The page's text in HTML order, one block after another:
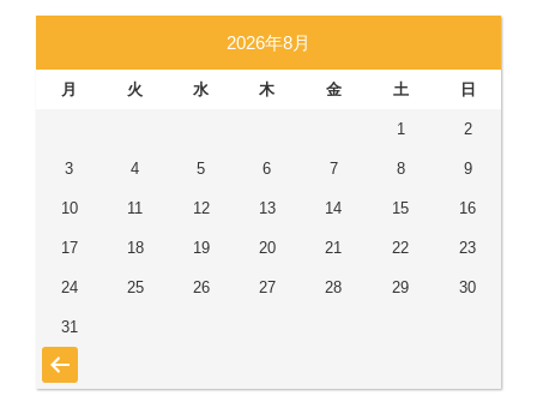
2026年8月
月 火 水 木 金 土 日
1 2
3 4 5 6 7 8 9
10 11 12 13 14 15 16
17 18 19 20 21 22 23
24 25 26 27 28 29 30
31
« 7月